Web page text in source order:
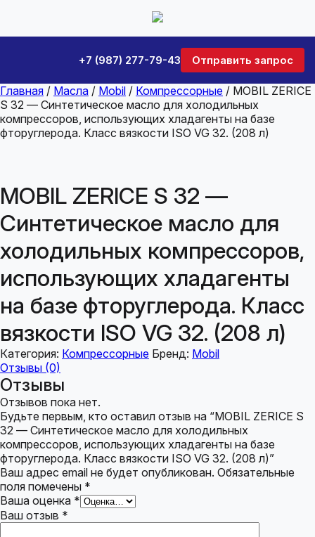
+7 (987) 277-79-43 Отправить запрос
Главная / Масла / Mobil / Компрессорные / MOBIL ZERICE
S 32 — Синтетическое масло для холодильных
компрессоров, использующих хладагенты на базе
фторуглерода. Класс вязкости ISO VG 32. (208 л)
MOBIL ZERICE S 32 —
Синтетическое масло для
холодильных компрессоров,
использующих хладагенты
на базе фторуглерода. Класс
вязкости ISO VG 32. (208 л)
Категория: Компрессорные Бренд: Mobil
Отзывы (0)
Отзывы
Отзывов пока нет.
Будьте первым, кто оставил отзыв на “MOBIL ZERICE S
32 — Синтетическое масло для холодильных
компрессоров, использующих хладагенты на базе
фторуглерода. Класс вязкости ISO VG 32. (208 л)”
Ваш адрес email не будет опубликован. Обязательные
поля помечены *
Ваша оценка *
Ваш отзыв *